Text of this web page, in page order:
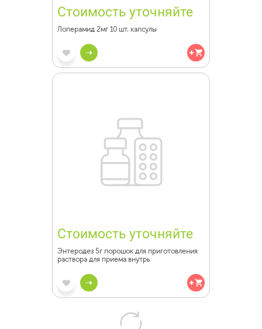
Стоимость уточняйте
Лоперамид 2мг 10 шт. капсулы
Стоимость уточняйте
Энтеродез 5г порошок для приготовления
раствора для приема внутрь